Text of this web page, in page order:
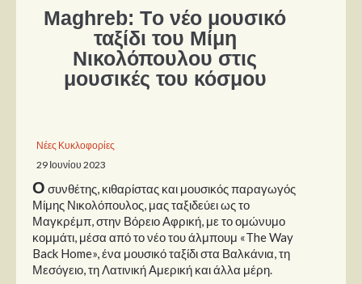
Θέατρο
Συνεντεύξεις
Παρουσιάσεις
Σειρές
Ταινίες
Βιβλία
Video News
Καλλιτέχνες
Maghreb: Tο νέο μουσικό
ταξίδι του Μίμη
Νικολόπουλου στις
μουσικές του κόσμου
Νέες Κυκλοφορίες
29 Ιουνίου 2023
Ο συνθέτης, κιθαρίστας και μουσικός παραγωγός
Μίμης Νικολόπουλος, μας ταξιδεύει ως το
Μαγκρέμπ, στην Βόρειο Αφρική, με το ομώνυμο
κομμάτι, μέσα από το νέο του άλμπουμ «The Way
Back Home», ένα μουσικό ταξίδι στα Βαλκάνια, τη
Μεσόγειο, τη Λατινική Αμερική και άλλα μέρη.